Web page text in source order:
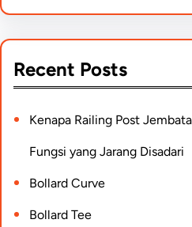
Recent Posts
Kenapa Railing Post
Fungsi yang Jarang Disadari
Bollard Curve
Bollard Tee